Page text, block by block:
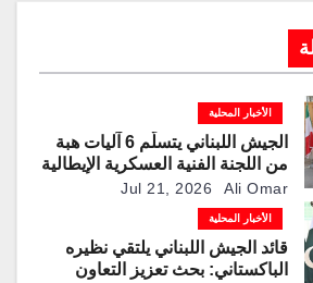
الأخبار المحلية
الجيش اللبناني يتسلَّم 6 آليات هبة
من اللجنة الفنية العسكرية الإيطالية
Jul 21, 2026 Ali Omar
الأخبار المحلية
قائد الجيش اللبناني يلتقي نظيره
الباكستاني: بحث تعزيز التعاون